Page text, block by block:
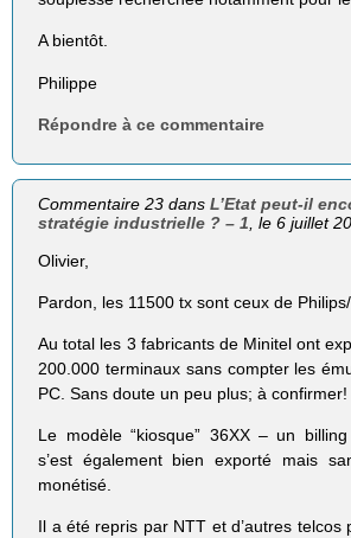
A bientôt.
Philippe
Répondre à ce commentaire
Commentaire 23 dansL’Etat peut-il
stratégie industrielle ? – 1 , le 6 juillet
Olivier,
Pardon, les 11500 tx sont ceux de Philips/
Au total les 3 fabricants de Minitel ont
200.000 terminaux sans compter les
PC. Sans doute un peu plus; à confirmer!
Le modèle “kiosque” 36XX – un
s’est également bien exporté mais
monétisé.
Il a été repris par NTT et d’autres telcos